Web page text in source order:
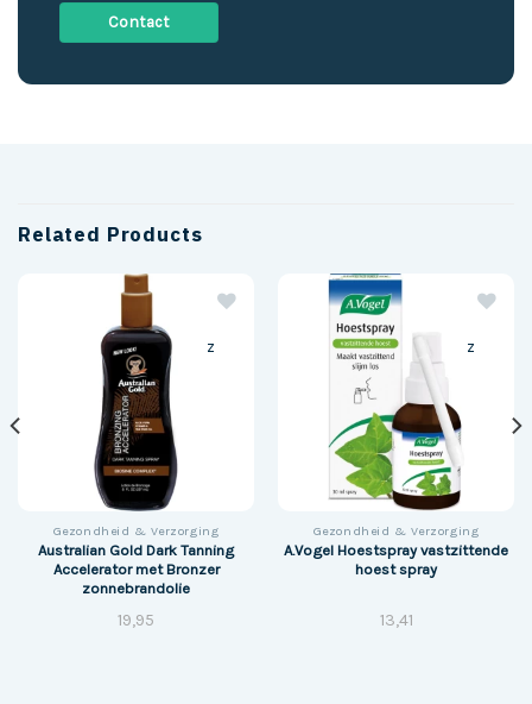
Contact
Related Products
z
Gezondheid & Verzorging
Australian Gold Dark Tanning
Accelerator met Bronzer
zonnebrandolie
19,95
z
Gezondheid & Verzorging
A.Vogel Hoestspray vastzittende
hoest spray
13,41